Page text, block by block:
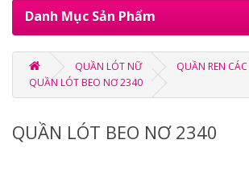
Danh Mục Sản Phẩm
QUẦN LÓT NỮ
QUẦN REN
QUẦN LÓT BEO NƠ 2340
QUẦN LÓT BEO NƠ 2340